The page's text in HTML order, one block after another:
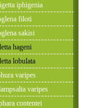
iphigenia
filoti
sakisi
hageni
lobulata
varipes
varipes
contentei